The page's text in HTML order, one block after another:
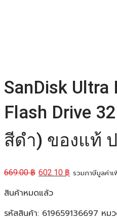
SanDisk Ultra
Flash Drive
สีดำ) ของแท้
669.00฿ 602.10 ฿ รวมภาษีมูลค่าเ
สินค้าหมดแล้ว
รหัสสินค้า: 619659136697 หม